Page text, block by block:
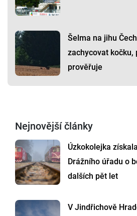
Šelma na jihu
zachycovat kočku,
prověřuje
Nejnovější články
Úzkokolejka
Drážního úřadu o
dalších pět let
V Jindřichově